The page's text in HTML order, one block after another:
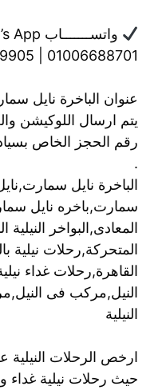
واتســـــــاب What’s App : –
01006688701 | 01004279905| 01149959199
عنوان الباخرة نايل
يتم ارسال اللوكيشن
رقم الحجز الخاص
.
الباخرة نايل
سمارت,باخره نايل
المعادى,البواخر النيلية
المتحركة,رحلات نيلية
القاهرة,رحلات غداء
النيل,مركب فى
النيلية
ارخص الرحلات النيلية
حيث رحلات نيلية غداء